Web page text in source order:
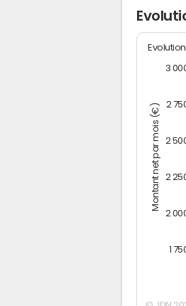
Montant net par mois (€)
1
2
2
2
2
3